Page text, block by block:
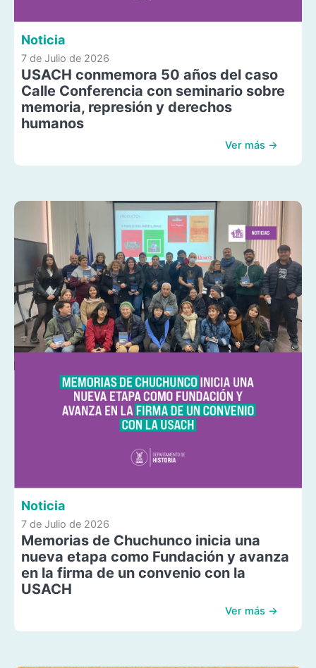
Noticia
7 de Julio de 2026
USACH conmemora 50 años del caso
Calle Conferencia con seminario sobre
memoria, represión y derechos
humanos
Ver más →
Noticia
7 de Julio de 2026
Memorias de Chuchunco inicia una
nueva etapa como Fundación y avanza
en la firma de un convenio con la
USACH
Ver más →